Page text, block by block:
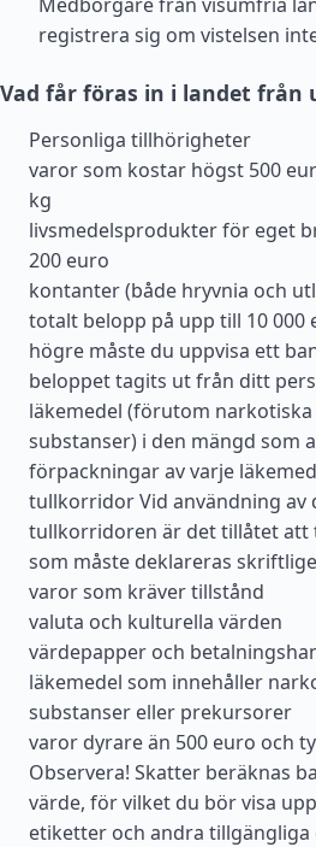
registrera sig om vistelsen
Vad får föras in i landet från
Personliga tillhörigheter
varor som kostar högst 500
kg
livsmedelsprodukter för eget
200 euro
kontanter (både hryvnia och
totalt belopp på upp till 10 000
högre måste du uppvisa ett
beloppet tagits ut från ditt
läkemedel (förutom
substanser) i den mängd som
förpackningar av varje
tullkorridor Vid användning av
tullkorridoren är det tillåtet att
som måste deklareras
varor som kräver tillstånd
valuta och kulturella värden
värdepapper och
läkemedel som innehåller
substanser eller prekursorer
varor dyrare än 500 euro och
Observera! Skatter beräknas
värde, för vilket du bör visa
etiketter och andra